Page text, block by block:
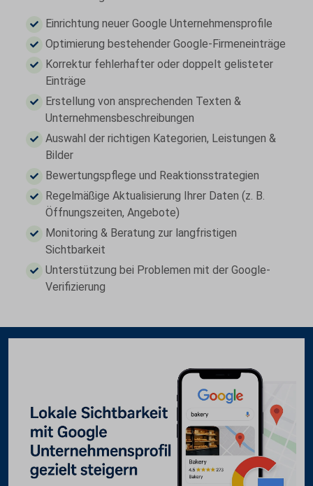
Einrichtung neuer Google Unternehmensprofile
Optimierung bestehender Google-Firmeneinträge
Korrektur fehlerhafter oder doppelt gelisteter
Einträge
Erstellung von ansprechenden Texten &
Unternehmensbeschreibungen
Auswahl der richtigen Kategorien, Leistungen &
Bilder
Bewertungspflege und Reaktionsstrategien
Regelmäßige Aktualisierung Ihrer Daten (z. B.
Öffnungszeiten, Angebote)
Monitoring & Beratung zur langfristigen
Sichtbarkeit
Unterstützung bei Problemen mit der Google-
Verifizierung